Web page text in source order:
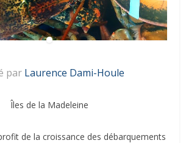
par Laurence Dami-Houle
Îles de la Madeleine
de la croissance des débarquements